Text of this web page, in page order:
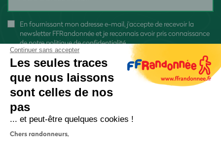
En fournissant mon adresse e-mail, j'accepte de recevoir la
newsletter FFRandonnée et je reconnais avoir pris connaissance
denotre politique de confidentialité
Continuer sans accepter
Les seules traces
que nous laissons
sont celles de nos
pas
... et peut-être quelques cookies !
Chers randonneurs,